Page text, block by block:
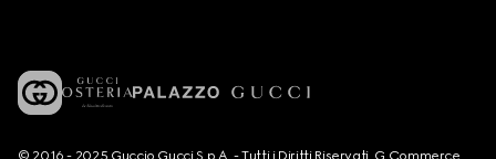
© 2016 - 2025 Guccio Gucci S.p.A. - Tutti i Diritti Riservati. G Commerce